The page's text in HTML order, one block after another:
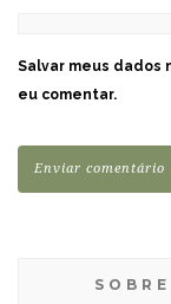
Salvar meus dados
eu comentar.